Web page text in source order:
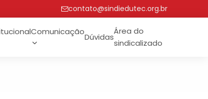
contato@sindiedutec.org.br
Comunicação
Dúvidas
Área do
sindicalizado